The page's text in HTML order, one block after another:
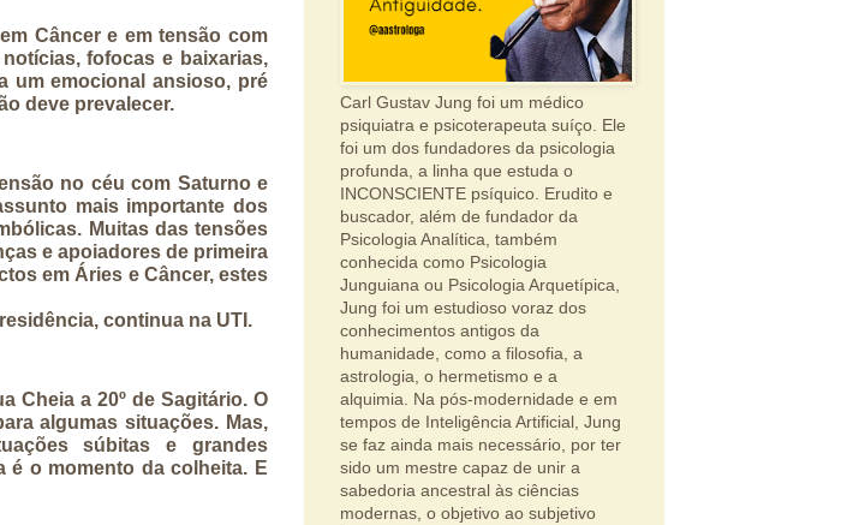
Câncer e em tensão com
fofocas e baixarias,
um emocional ansioso, pré
deve prevalecer.
no céu com Saturno e
mais importante dos
Muitas das tensões
e apoiadores de primeira
em Áries e Câncer, estes
continua na UTI.
Cheia a 20º de Sagitário. O
algumas situações. Mas,
súbitas e grandes
é o momento da colheita. E
Carl Gustav Jung foi um médico
psiquiatra e psicoterapeuta suíço. Ele
foi um dos fundadores da psicologia
profunda, a linha que estuda o
INCONSCIENTE psíquico. Erudito e
buscador, além de fundador da
Psicologia Analítica, também
conhecida como Psicologia
Junguiana ou Psicologia Arquetípica,
Jung foi um estudioso voraz dos
conhecimentos antigos da
humanidade, como a filosofia, a
astrologia, o hermetismo e a
alquimia. Na pós-modernidade e em
tempos de Inteligência Artificial, Jung
se faz ainda mais necessário, por ter
sido um mestre capaz de unir a
sabedoria ancestral às ciências
modernas, o objetivo ao subjetivo